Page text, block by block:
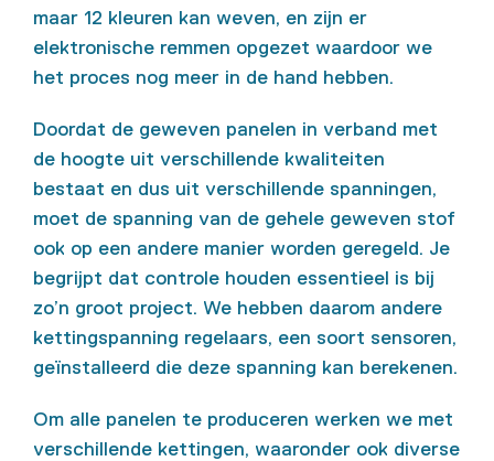
maar 12 kleuren kan weven, en zijn er
elektronische remmen opgezet waardoor we
het proces nog meer in de hand hebben.
Doordat de geweven panelen in verband met
de hoogte uit verschillende kwaliteiten
bestaat en dus uit verschillende spanningen,
moet de spanning van de gehele geweven stof
ook op een andere manier worden geregeld. Je
begrijpt dat controle houden essentieel is bij
zo’n groot project. We hebben daarom andere
kettingspanning regelaars, een soort sensoren,
geïnstalleerd die deze spanning kan berekenen.
Om alle panelen te produceren werken we met
verschillende kettingen, waaronder ook diverse